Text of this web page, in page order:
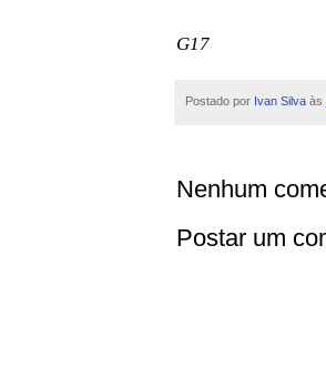
G17
Postado por Ivan Silva às
Nenhum
Postar um